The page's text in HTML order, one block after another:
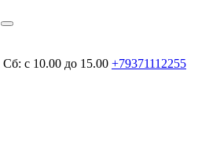
Сб: с 10.00 до 15.00 +79371112255